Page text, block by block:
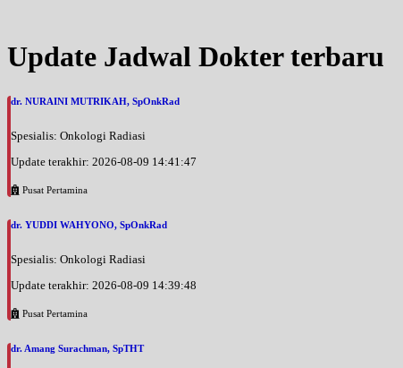
Update Jadwal Dokter terbaru
dr. NURAINI MUTRIKAH, SpOnkRad
Spesialis: Onkologi Radiasi
Update terakhir: 2026-08-09 14:41:47
Pusat Pertamina
dr. YUDDI WAHYONO, SpOnkRad
Spesialis: Onkologi Radiasi
Update terakhir: 2026-08-09 14:39:48
Pusat Pertamina
dr. Amang Surachman, SpTHT